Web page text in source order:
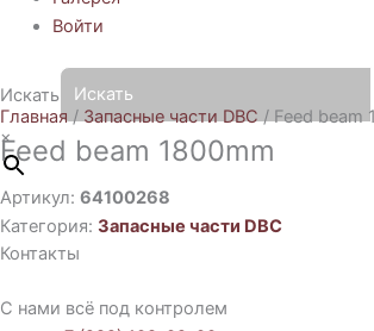
Войти
Искать
×
Главная / Запасные части DBC / Feed beam
Feed beam 1800mm
Артикул: 64100268
Категория: Запасные части DBC
Контакты
С нами всё под контролем